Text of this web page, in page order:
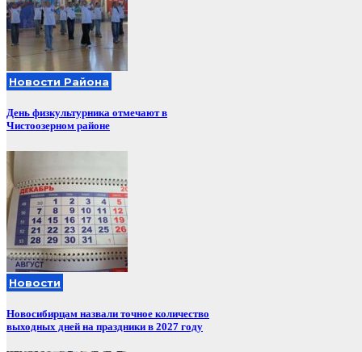
Новости Района
День физкультурника отмечают в
Чистоозерном районе
Новости
Новосибирцам назвали точное количество
выходных дней на праздники в 2027 году